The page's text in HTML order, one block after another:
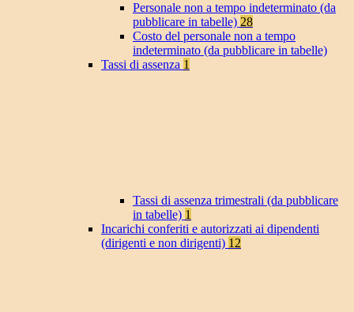
Personale non a tempo indeterminato (da
pubblicare in tabelle) 28
Costo del personale non a tempo
indeterminato (da pubblicare in tabelle)
Tassi di assenza 1
Tassi di assenza trimestrali (da pubblicare
in tabelle) 1
Incarichi conferiti e autorizzati ai dipendenti
(dirigenti e non dirigenti) 12